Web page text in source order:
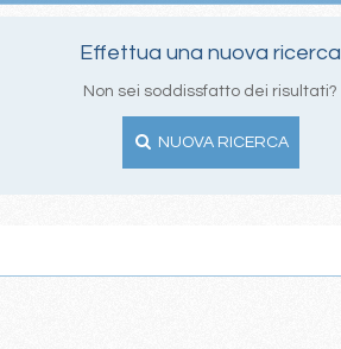
Effettua una nuova ricerca
Non sei soddissfatto dei risultati?
NUOVA RICERCA